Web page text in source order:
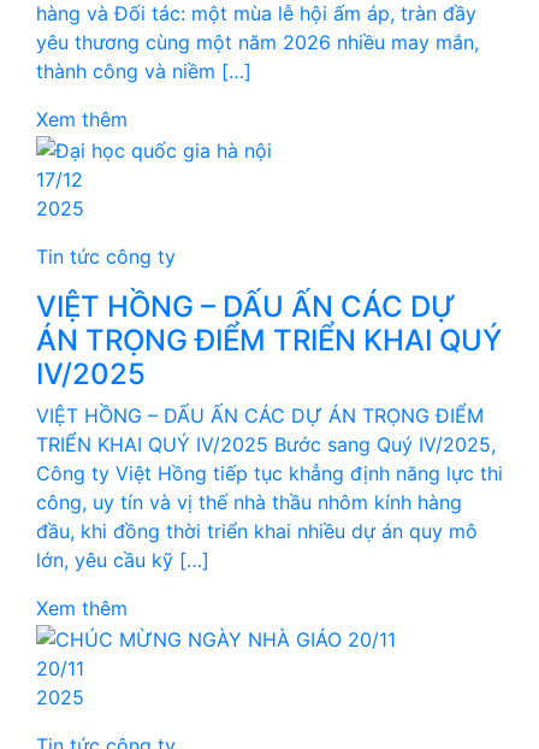
hàng và Đối tác: một mùa lễ hội ấm áp, tràn đầy
yêu thương cùng một năm 2026 nhiều may mắn,
thành công và niềm […]
Xem thêm
17/12
2025
Tin tức công ty
VIỆT HỒNG – DẤU ẤN CÁC DỰ
ÁN TRỌNG ĐIỂM TRIỂN KHAI QUÝ
IV/2025
VIỆT HỒNG – DẤU ẤN CÁC DỰ ÁN TRỌNG ĐIỂM
TRIỂN KHAI QUÝ IV/2025 Bước sang Quý IV/2025,
Công ty Việt Hồng tiếp tục khẳng định năng lực thi
công, uy tín và vị thế nhà thầu nhôm kính hàng
đầu, khi đồng thời triển khai nhiều dự án quy mô
lớn, yêu cầu kỹ […]
Xem thêm
20/11
2025